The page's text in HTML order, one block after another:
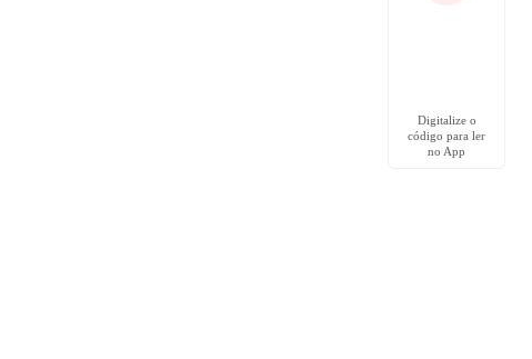
Digitalize o
código para ler
no App